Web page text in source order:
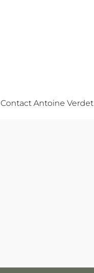
Contact Antoine Verdet